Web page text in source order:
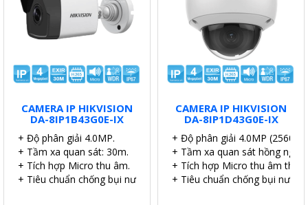
CAMERA IP HIKVISION
DA-8IP1B43G0E-IX
+ Độ phân giải 4.0MP.
+ Tầm xa quan sát: 30m.
+ Tích hợp Micro thu âm.
+ Tiêu chuẩn chống bụi nước IP67.
CAMERA IP HIKVISION
DA-8IP1D43G0E-IX
+ Độ phân giải 4.0MP
+ Tầm xa quan sát hồng
+ Tích hợp Micro thu âm
+ Tiêu chuẩn chống bụi nước